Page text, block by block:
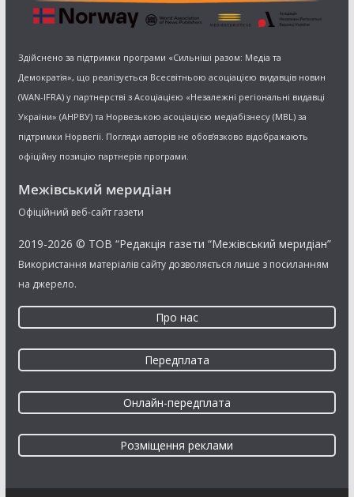
Здійснено за підтримки програми «Сильніші разом: Медіа та
Демократія», що реалізується Всесвітньою асоціацією видавців новин
(WAN-IFRA) у партнерстві з Асоціацією «Незалежні регіональні видавці
України» (АНРВУ) та Норвезькою асоціацією медіабізнесу (MBL) за
підтримки Норвегії. Погляди авторів не обов’язково відображають
офіційну позицію партнерів програми.
Межівський меридіан
Офіційний веб-сайт газети
2019-2026 © ТОВ “Редакція газети “Межівський меридіан”
Використання матеріалів сайту дозволяється лише з посиланням
на джерело.
Про нас
Передплата
Онлайн-передплата
Розміщення реклами